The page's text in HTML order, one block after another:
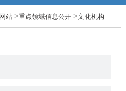
站>重点领域信息公开>文化机构